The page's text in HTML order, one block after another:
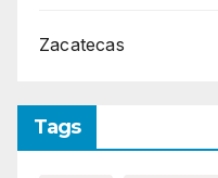
Zacatecas
Tags